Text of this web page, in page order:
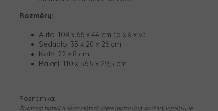
Rozměry:
Auto: 108 x 66 x 44 cm (d x š x v)
Sedadlo: 35 x 20 x 26 cm
Kola: 22 x 8 cm
Balení: 110 x 56,5 x 29,5 cm
Poznámka:
Životnost baterií a akumulátorů, které mohou být součástí výrobku, je